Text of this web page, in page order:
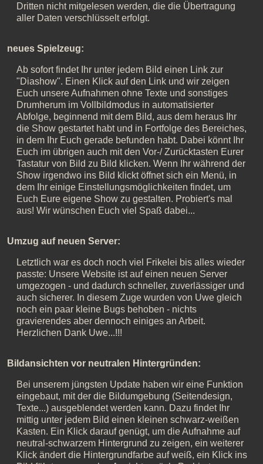
Dritten nicht mitgelesen werden, die die Übertragung
aller Daten verschlüsselt erfolgt.
neues Spielzeug:
Ab sofort findet Ihr unter jedem Bild einen Link zur
"Diashow". Einen Klick auf den Link und wir zeigen
Euch unsere Aufnahmen ohne Texte und sonstiges
Drumherum im Vollbildmodus in automatisierter
Abfolge, beginnend mit dem Bild, aus dem heraus Ihr
die Show gestartet habt und in Fortfolge des Bereiches,
in dem Ihr Euch gerade befunden habt. Dabei könnt Ihr
Euch im übrigen auch mit den Vor-/ Zurücktasten Eurer
Tastatur von Bild zu Bild klicken. Wenn Ihr während der
Show irgendwo ins Bild klickt öffnet sich ein Menü, in
dem Ihr einige Einstellungsmöglichkeiten findet, um
Euch Eure eigene Show zu gestalten. Probiert's mal
aus! Wir wünschen Euch viel Spaß dabei...
Umzug auf neuen Server:
Letztlich war es doch noch viel Frikelei bis alles wieder
passte: Unsere Website ist auf einen neuen Server
umgezogen - und dadurch schneller, zuverlässiger und
auch sicherer. In diesem Zuge wurden von Uwe gleich
noch ein paar kleine Bugs behoben - nichts
gravierendes aber dennoch einiges an Arbeit.
Herzlichen Dank Uwe...!!!
Bildansichten vor neutralen Hintergründen:
Bei unserem jüngsten Update haben wir eine Funktion
eingebaut, mit der die Bildumgebung (Seitendesign,
Texte...) ausgeblendet werden kann. Dazu findet Ihr
mittig unter jedem Bild einen kleinen schwarz-weißen
Kasten. Ein Klick darauf genügt, um die Aufnahme auf
neutral-schwarzem Hintergrund zu zeigen, ein weiterer
Klick ändert die Hintergrundfarbe auf weiß, ein Klick ins